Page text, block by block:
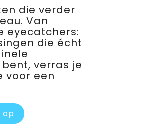
die verder
Van
eyecatchers:
die écht
verras je
voor een
op